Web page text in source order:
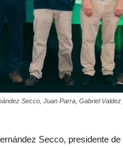
Secco, Juan Parra, Gabriel
Secco, presidente